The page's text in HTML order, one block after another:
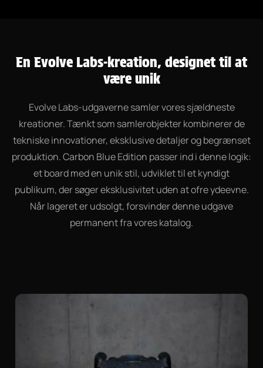
En Evolve Labs-kreation, designet til at
være unik
Evolve Labs-udgaverne samler vores sjældneste
kreationer. Tænkt som samlerobjekter kombinerer de
tekniske innovationer, eksklusive detaljer og begrænset
produktion. Carbon Blue Edition passer ind i denne logik:
et board med en unik stil, udviklet til et kyndigt
publikum, der søger eksklusivitet uden at ofre ydeevne.
Når lageret er udsolgt, forsvinder denne udgave
permanent fra vores katalog.